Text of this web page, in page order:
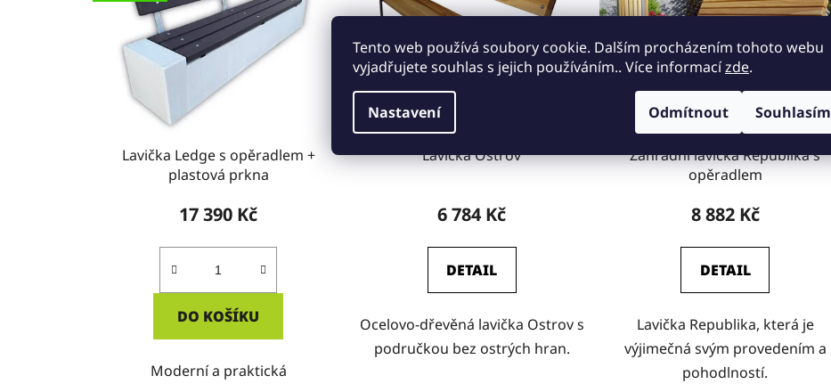
Tento web používá soubory cookie. Dalším procházením tohoto webu
vyjadřujete souhlas s jejich používáním.. Více informacízde.
Nastavení Odmítnout Souhlasím
Lavička Ledge s opěradlem +
plastová prkna
17 390 Kč
DO KOŠÍKU
Moderní a praktická
Lavička Ostrov
6 784 Kč
DETAIL
Ocelovo-dřevěná lavička Ostrov s
područkou bez ostrých hran.
Zahradní lavička Republika s
opěradlem
8 882 Kč
DETAIL
Lavička Republika, která je
výjimečná svým provedením a
pohodlností.